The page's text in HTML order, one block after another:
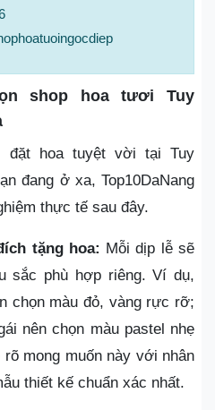
shop hoa tươi Tuy
đặt hoa tuyệt vời tại Tuy
đang ở xa, Top10DaNang
thực tế sau đây.
tặng hoa: Mỗi dịp lễ sẽ
sắc phù hợp riêng. Ví dụ,
chọn màu đỏ, vàng rực rỡ;
nên chọn màu pastel nhẹ
mong muốn này với nhân
thiết kế chuẩn xác nhất.